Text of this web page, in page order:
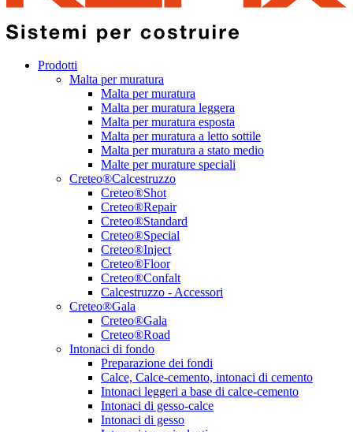
Prodotti
Malta per muratura
Malta per muratura
Malta per muratura leggera
Malta per muratura esposta
Malta per muratura a letto sottile
Malta per muratura a stato medio
Malte per murature speciali
Creteo®Calcestruzzo
Creteo®Shot
Creteo®Repair
Creteo®Standard
Creteo®Special
Creteo®Inject
Creteo®Floor
Creteo®Confalt
Calcestruzzo - Accessori
Creteo®Gala
Creteo®Gala
Creteo®Road
Intonaci di fondo
Preparazione dei fondi
Calce, Calce-cemento, intonaci di cemento
Intonaci leggeri a base di calce-cemento
Intonaci di gesso-calce
Intonaci di gesso